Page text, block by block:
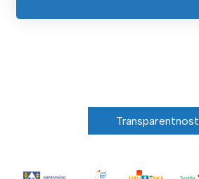
Transparentnost